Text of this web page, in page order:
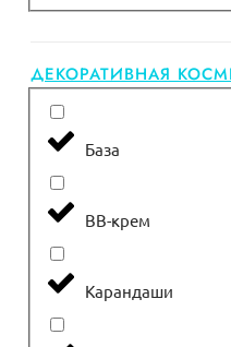
ДЕКОРАТИВНАЯ
База
ВВ-крем
Карандаши